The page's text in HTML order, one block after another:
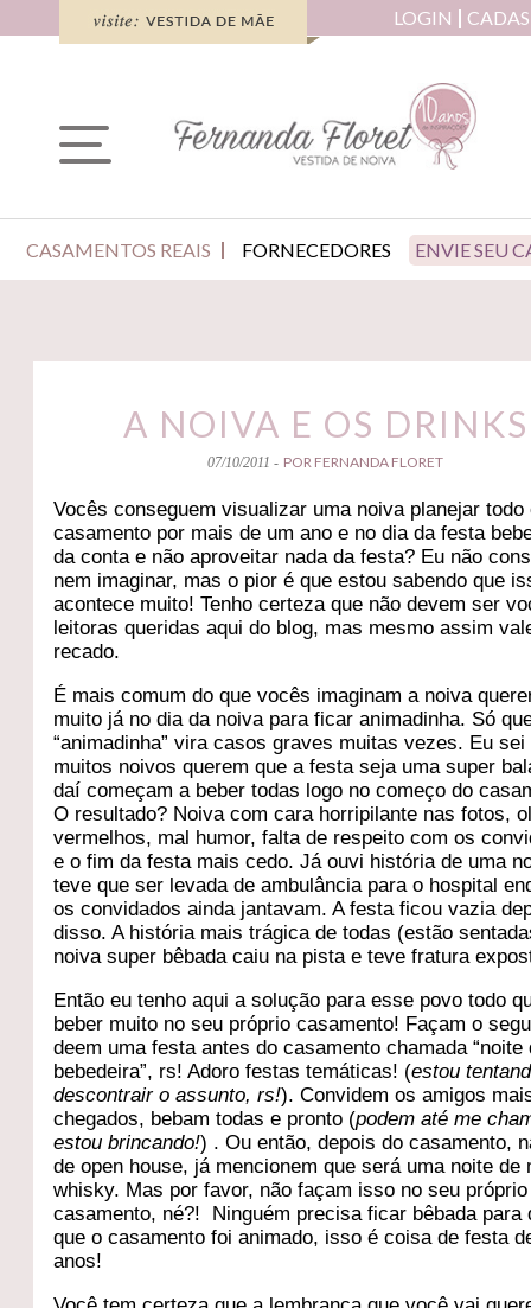
LOGIN
CASAMENTOS REAIS FORNECEDORES ENVIE SEU
A NOIVA E OS DRINKS
07/10/2011 - POR FERNANDA FLORET
Vocês conseguem visualizar uma noiva planejar todo
casamento por mais de um ano e no dia da festa
da conta e não aproveitar nada da festa? Eu não
nem imaginar, mas o pior é que estou sabendo que
acontece muito! Tenho certeza que não devem ser
leitoras queridas aqui do blog, mas mesmo assim
recado.
É mais comum do que vocês imaginam a noiva
muito já no dia da noiva para ficar animadinha. Só
“animadinha” vira casos graves muitas vezes. Eu sei
muitos noivos querem que a festa seja uma super
daí começam a beber todas logo no começo do
O resultado? Noiva com cara horripilante nas fotos,
vermelhos, mal humor, falta de respeito com os
e o fim da festa mais cedo. Já ouvi história de uma
teve que ser levada de ambulância para o hospital
os convidados ainda jantavam. A festa ficou vazia
disso. A história mais trágica de todas (estão
noiva super bêbada caiu na pista e teve fratura
Então eu tenho aqui a solução para esse povo todo
beber muito no seu próprio casamento! Façam o
deem uma festa antes do casamento chamada “noite
bebedeira”, rs! Adoro festas temáticas! (estou
descontrair o assunto, rs!). Convidem os amigos
chegados, bebam todas e pronto (podem até me
estou brincando!) . Ou então, depois do casamento,
de open house, já mencionem que será uma noite de
whisky. Mas por favor, não façam isso no seu
casamento, né?! Ninguém precisa ficar bêbada para
que o casamento foi animado, isso é coisa de festa
anos!